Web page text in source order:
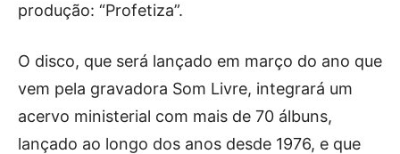
produção: “Profetiza”.
O disco, que será lançado em março do ano que
vem pela gravadora Som Livre, integrará um
acervo ministerial com mais de 70 álbuns,
lançado ao longo dos anos desde 1976, e que